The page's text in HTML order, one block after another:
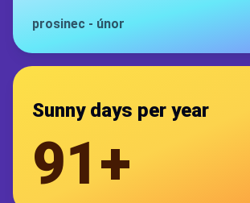
prosinec - únor
Sunny days per year
91+